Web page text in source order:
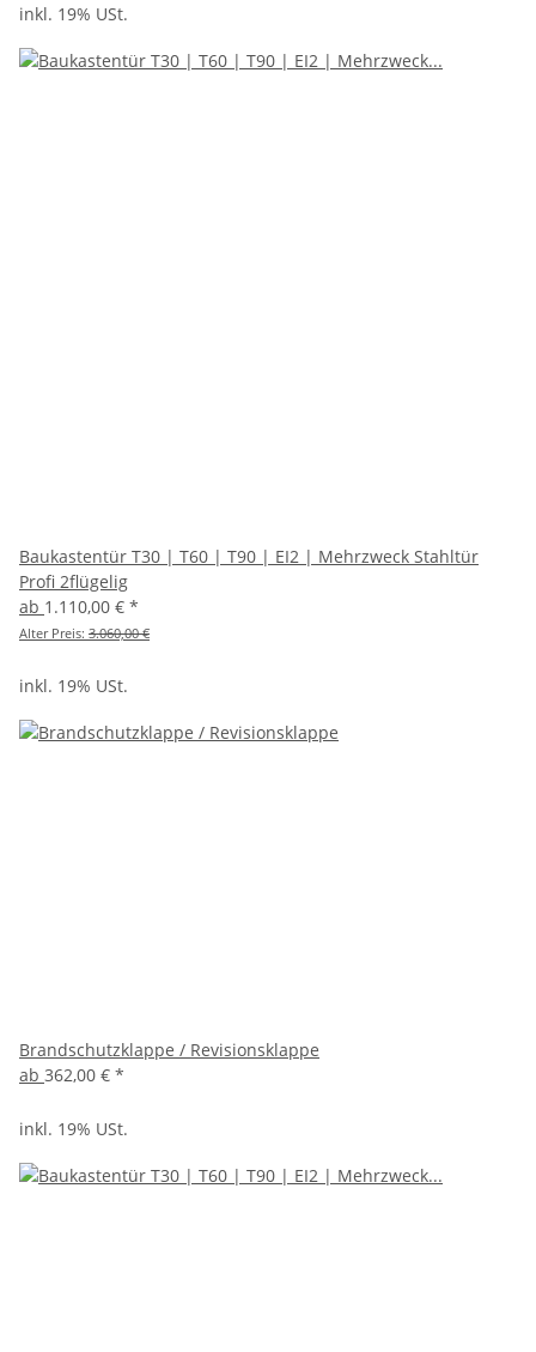
inkl. 19% USt.
Baukastentür T30 | T60 | T90 | EI2 | Mehrzweck Stahltür
Profi 2flügelig
ab 1.110,00 € *
Alter Preis: 3.060,00 €
inkl. 19% USt.
Brandschutzklappe / Revisionsklappe
ab 362,00 € *
inkl. 19% USt.